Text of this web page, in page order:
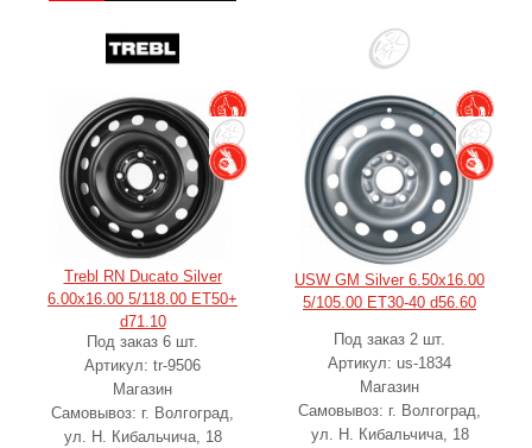
Trebl RN Ducato Silver
6.00x16.00 5/118.00 ET50+
d71.10
Под заказ 6 шт.
Артикул: tr-9506
Магазин
Самовывоз: г. Волгоград,
ул. Н. Кибальчича, 18
USW GM Silver 6.50x16.00
5/105.00 ET30-40 d56.60
Под заказ 2 шт.
Артикул: us-1834
Магазин
Самовывоз: г. Волгоград,
ул. Н. Кибальчича, 18